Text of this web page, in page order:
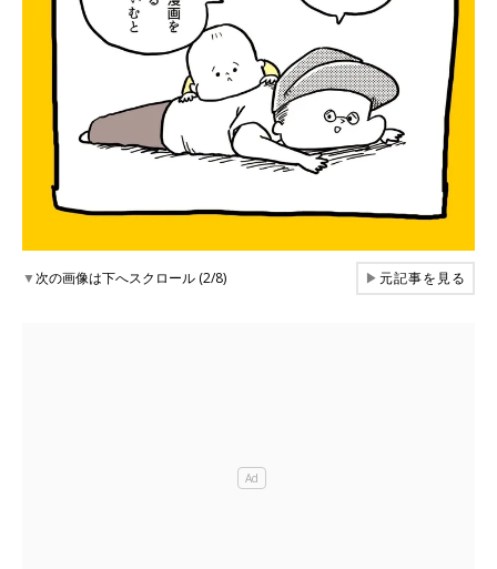
▼次の画像は下へスクロール (2/8) ▶元記事を見る